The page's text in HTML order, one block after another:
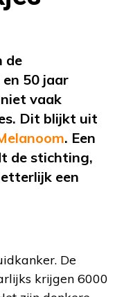
de
50 jaar
vaak
Dit blijkt uit
. Een
de stichting,
een
De
krijgen 6000